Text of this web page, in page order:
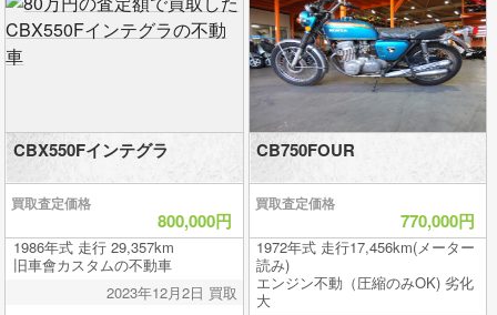
CBX550Fインテグラ
買取査定価格
800,000円
1986年式 走行 29,357km
旧車會カスタムの不動車
2023年12月2日 買取
CB750FOUR
買取査定価格
770,000円
1972年式 走行17,456km(メーター
読み)
エンジン不動（圧縮のみOK) 劣化
大